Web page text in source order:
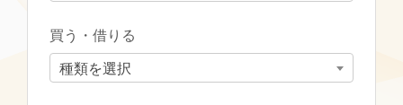
買う・借りる
種類を選択